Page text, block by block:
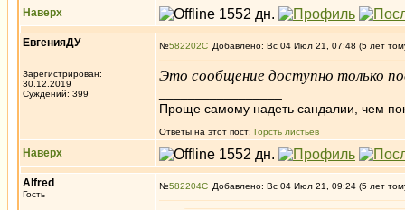
Наверх
ЕвгенияДУ
Зарегистрирован:
30.12.2019
Суждений: 399
№582202 Добавлено: Вс 04 Июл 21, 07:48 (5 лет
Это сообщение доступно только
Проще самому надеть сандалии, чем
Ответы на этот пост: Горсть листьев
Наверх
Alfred
Гость
№582204 Добавлено: Вс 04 Июл 21, 09:24 (5 лет